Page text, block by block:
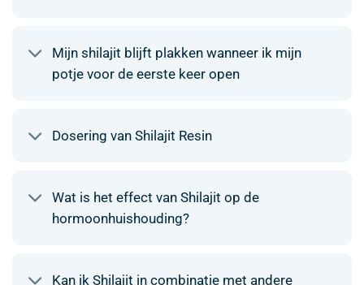
Mijn shilajit blijft plakken wanneer ik mijn
potje voor de eerste keer open
Dosering van Shilajit Resin
Wat is het effect van Shilajit op de
hormoonhuishouding?
Kan ik Shilajit in combinatie met andere